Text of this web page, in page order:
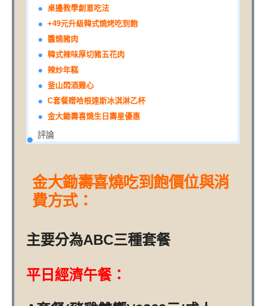
桌邊教學創意吃法
+49元升級韓式燒烤吃到飽
醬燒豬肉
韓式辣味厚切豬五花肉
辣炒年糕
釜山悶酒雞心
C套餐贈哈根達斯冰淇淋乙杯
金大鋤壽喜燒生日壽星優惠
評論
金大鋤壽喜燒吃到飽價位與消
費方式：
主要分為ABC三種套餐
平日經濟午餐：